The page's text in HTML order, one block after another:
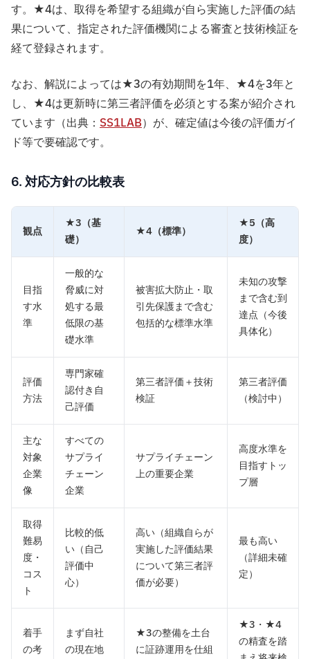
す。★4は、取得を希望する組織が自ら実施した評価の結
果について、指定された評価機関による審査と技術検証を
経て登録されます。
なお、解説によっては★3の有効期間を1年、★4を3年と
し、★4は更新時に第三者評価を必須とする案が紹介され
ています（出典： SS1LAB）が、確定値は今後の評価ガイ
ド等で要確認です。
6. 対応方針の比較表
観点
★3（基
礎）
★4（標準）
★5（高
度）
目指
す水
準
一般的な
脅威に対
処する最
低限の基
礎水準
被害拡大防止・取
引先保護まで含む
包括的な標準水準
未知の攻撃
まで含む到
達点（今後
具体化）
評価
方法
専門家確
認付き自
己評価
第三者評価＋技術
検証
第三者評価
（検討中）
主な
対象
企業
像
すべての
サプライ
チェーン
企業
サプライチェーン
上の重要企業
高度水準を
目指すトッ
プ層
取得
難易
度・
コス
ト
比較的低
い（自己
評価中
心）
高い（組織自らが
実施した評価結果
について第三者評
価が必要）
最も高い
（詳細未確
定）
着手
の考
まず自社
の現在地
★3の整備を土台
に証跡運用を仕組
★3・★4
の精査を踏